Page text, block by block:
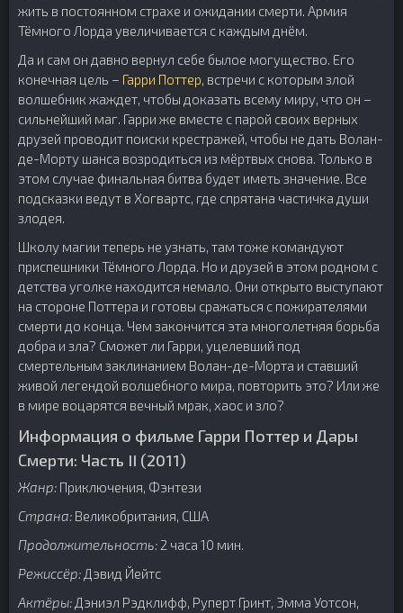
жить в постоянном страхе и ожидании смерти. Армия
Тёмного Лорда увеличивается с каждым днём.
Да и сам он давно вернул себе былое могущество. Его
конечная цель – Гарри Поттер, встречи с которым злой
волшебник жаждет, чтобы доказать всему миру, что он –
сильнейший маг. Гарри же вместе с парой своих верных
друзей проводит поиски крестражей, чтобы не дать Волан-
де-Морту шанса возродиться из мёртвых снова. Только в
этом случае финальная битва будет иметь значение. Все
подсказки ведут в Хогвартс, где спрятана частичка души
злодея.
Школу магии теперь не узнать, там тоже командуют
приспешники Тёмного Лорда. Но и друзей в этом родном с
детства уголке находится немало. Они открыто выступают
на стороне Поттера и готовы сражаться с пожирателями
смерти до конца. Чем закончится эта многолетняя борьба
добра и зла? Сможет ли Гарри, уцелевший под
смертельным заклинанием Волан-де-Морта и ставший
живой легендой волшебного мира, повторить это? Или же
в мире воцарятся вечный мрак, хаос и зло?
Информация о фильме Гарри Поттер и Дары
Смерти: Часть II (2011)
Жанр: Приключения, Фэнтези
Страна: Великобритания, США
Продолжительность: 2 часа 10 мин.
Режиссёр: Дэвид Йейтс
Актёры: Дэниэл Рэдклифф, Руперт Гринт, Эмма Уотсон,